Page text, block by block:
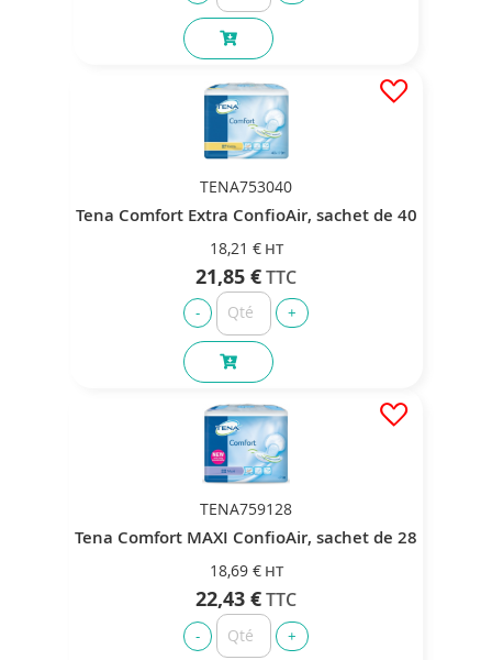
TENA753040
Tena Comfort Extra ConfioAir, sachet de 40
18,21 €
21,85 €
TENA759128
Tena Comfort MAXI ConfioAir, sachet de 28
18,69 €
22,43 €